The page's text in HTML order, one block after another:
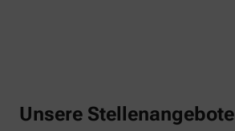
Unsere Stellenangebote